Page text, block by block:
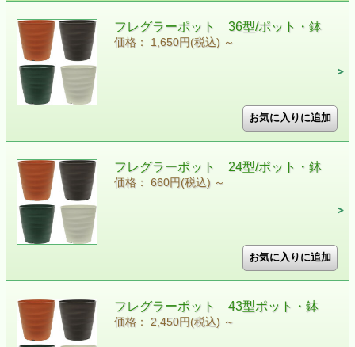
フレグラーポット 36型/ポット・鉢
価格： 1,650円(税込) ～
フレグラーポット 24型/ポット・鉢
価格： 660円(税込) ～
フレグラーポット 43型ポット・鉢
価格： 2,450円(税込) ～